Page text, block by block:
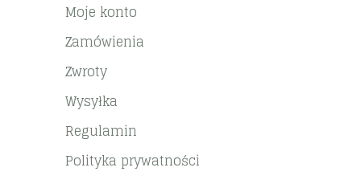
Moje konto
Zamówienia
Zwroty
Wysyłka
Regulamin
Polityka prywatności